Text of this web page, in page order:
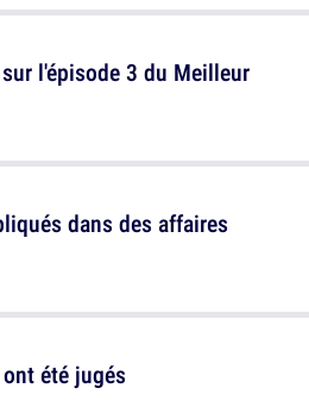
l'épisode 3 du Meilleur
été jugés
dans des affaires